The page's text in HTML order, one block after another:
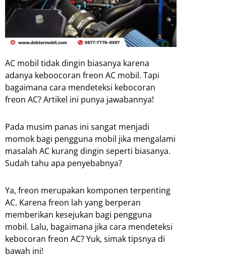
AC mobil tidak dingin biasanya karena
adanya keboocoran freon AC mobil. Tapi
bagaimana cara mendeteksi kebocoran
freon AC? Artikel ini punya jawabannya!
Pada musim panas ini sangat menjadi
momok bagi pengguna mobil jika mengalami
masalah AC kurang dingin seperti biasanya.
Sudah tahu apa penyebabnya?
Ya, freon merupakan komponen terpenting
AC. Karena freon lah yang berperan
memberikan kesejukan bagi pengguna
mobil. Lalu, bagaimana jika cara mendeteksi
kebocoran freon AC? Yuk, simak tipsnya di
bawah ini!